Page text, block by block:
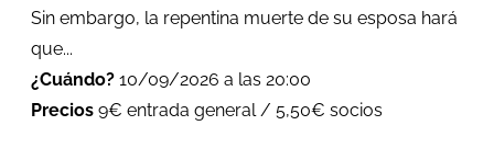
Sin embargo, la repentina muerte de su esposa hará
que...
¿Cuándo? 10/09/2026 a las 20:00
Precios 9€ entrada general / 5,50€ socios